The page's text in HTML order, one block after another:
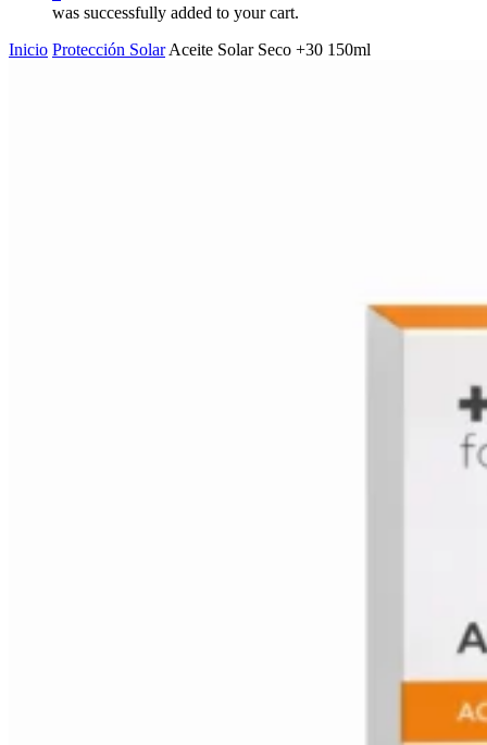
was successfully added to your cart.
Inicio Protección Solar Aceite Solar Seco +30 150ml